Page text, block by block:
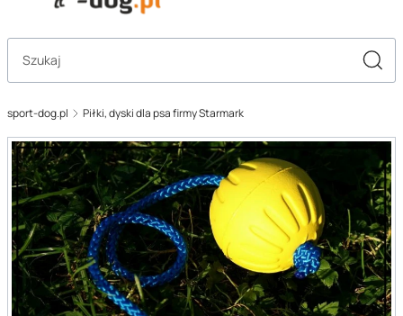
Otwórz wyszukiwarkę
sport-dog.pl Piłki, dyski dla psa firmy Starmark